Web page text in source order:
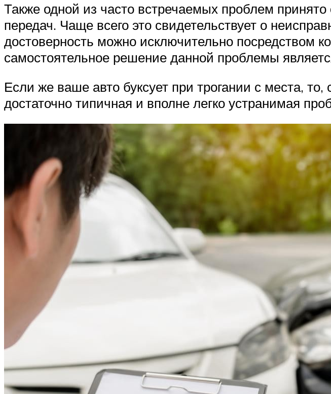
Также одной из часто встречаемых проблем
передач. Чаще всего это свидетельствует о
достоверность можно исключительно посредством
самостоятельное решение данной проблемы
Если же ваше авто буксует при трогании с места,
достаточно типичная и вполне легко устранимая